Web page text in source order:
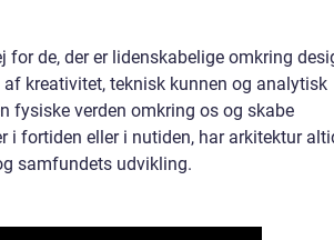
de, der er lidenskabelige omkring
kreativitet, teknisk kunnen og analytisk
verden omkring os og skabe
i fortiden eller i nutiden, har arkitektur
samfundets udvikling.